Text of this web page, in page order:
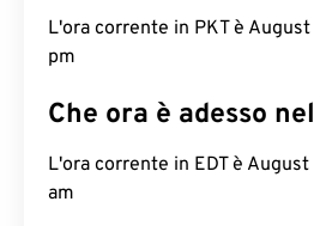
L'ora corrente in PKT è
pm
Che ora è adesso
L'ora corrente in EDT è
am